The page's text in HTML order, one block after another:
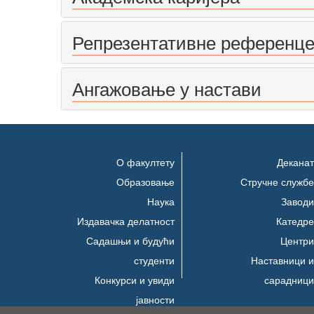
Репрезентативне референце
Ангажовање у настави
О факултету
Образовање
Наука
Издавачка делатност
Садашњи и будући
студенти
Конкурси и увиди
јавности
Деканат
Стручне службе
Заводи
Катедре
Центри
Наставници и
сарадници